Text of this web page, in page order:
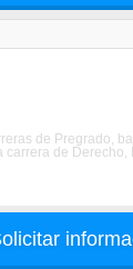
de Pregrado,
de Derecho,